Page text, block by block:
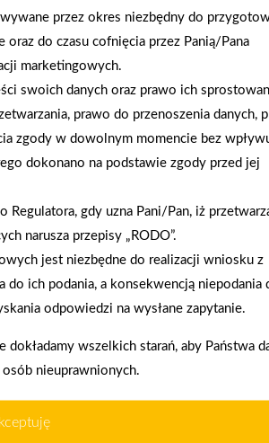
01-12
Grupy PSB. Sieć kończy
po rebrandingu
Oferujemy zakupy
telefoniczne
02 01, 607 444 559
przez okres niezbędny do
do czasu cofnięcia przez Panią/Pana
marketingowych.
swoich danych oraz prawo ich
prawo do przenoszenia danych,
zgody w dowolnym momencie bez
dokonano na podstawie zgody przed jej
Regulatora, gdy uzna Pani/Pan, iż
narusza przepisy „RODO”.
jest niezbędne do realizacji wniosku z
do ich podania, a konsekwencją niepodania
odpowiedzi na wysłane zapytanie.
dokładamy wszelkich starań, aby Państwa
osób nieuprawnionych.
poprawy komfortu
podczas
zaufanych